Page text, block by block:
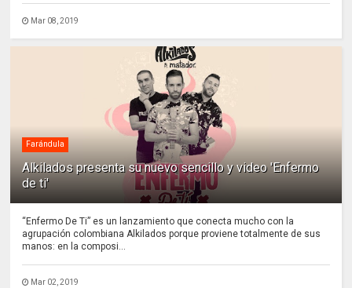
Mar 08, 2019
Farándula
Alkilados presenta su nuevo sencillo y video 'Enfermo
de ti'
“Enfermo De Ti” es un lanzamiento que conecta mucho con la
agrupación colombiana Alkilados porque proviene totalmente de sus
manos: en la composi...
Mar 02, 2019